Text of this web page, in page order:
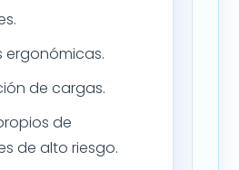
ergonómicas.
de cargas.
de
de alto riesgo.